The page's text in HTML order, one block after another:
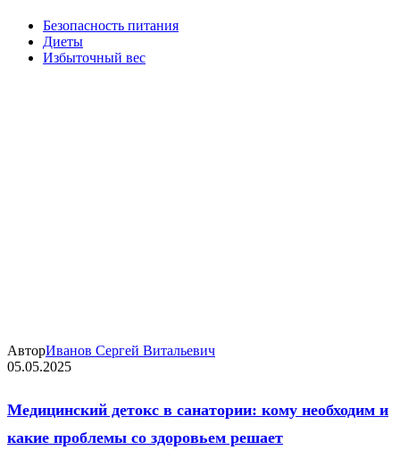
Безопасность питания
Диеты
Избыточный вес
АвторИванов Сергей Витальевич
05.05.2025
Медицинский детокс в санатории: кому необходим и
какие проблемы со здоровьем решает